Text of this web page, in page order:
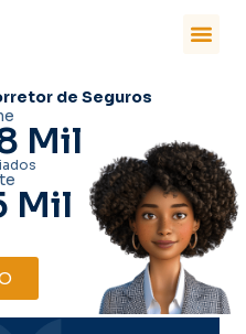
de Seguros
Mil
Mil